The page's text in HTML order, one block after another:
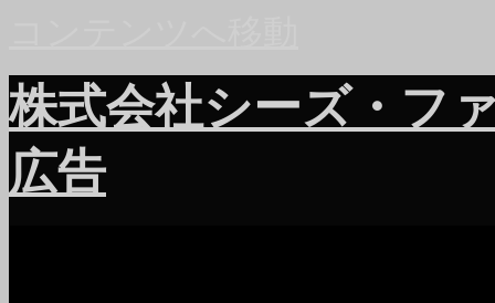
株式会社シーズ・フ
広告